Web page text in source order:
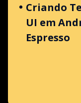
Criando
UI em
Espresso